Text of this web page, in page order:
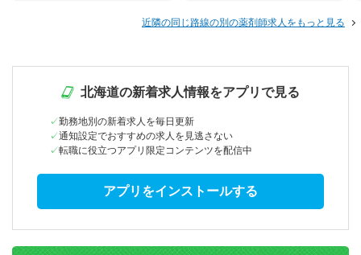
近隣の同じ路線の別の薬剤師求人をもっと見る
北海道の新着求人情報をアプリで見る
勤務地別の新着求人を毎日更新
通知設定でおすすめの求人を見逃さない
転職に役立つアプリ限定コンテンツを配信中
アプリをインストールする